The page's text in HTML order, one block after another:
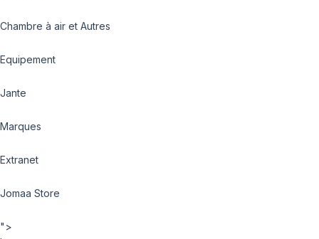
Chambre à air et Autres
Equipement
Jante
Marques
Extranet
Jomaa Store
">